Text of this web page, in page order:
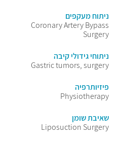
ניתוח מעקפים
Coronary Artery Bypass
Surgery
ניתוחי גידולי קיבה
Gastric tumors, surgery
פיזיותרפיה
Physiotherapy
שאיבת שומן
Liposuction Surgery